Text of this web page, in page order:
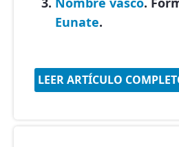
Eunate.
LEER ARTÍCULO